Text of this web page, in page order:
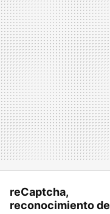
reCaptcha,
reconocimiento de